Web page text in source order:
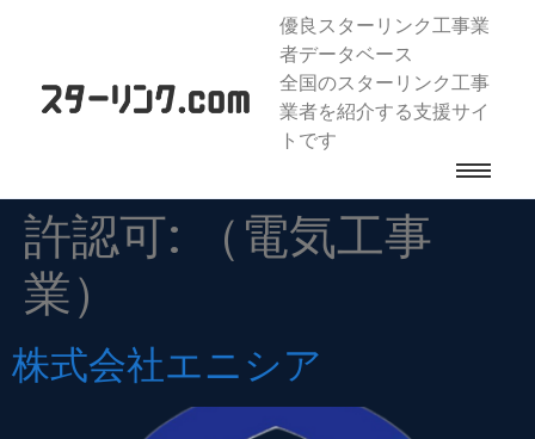
優良スターリンク工事業
者データベース
全国のスターリンク工事
業者を紹介する支援サイ
トです
許認可:
（電気工事
業）
株式会社エニシア